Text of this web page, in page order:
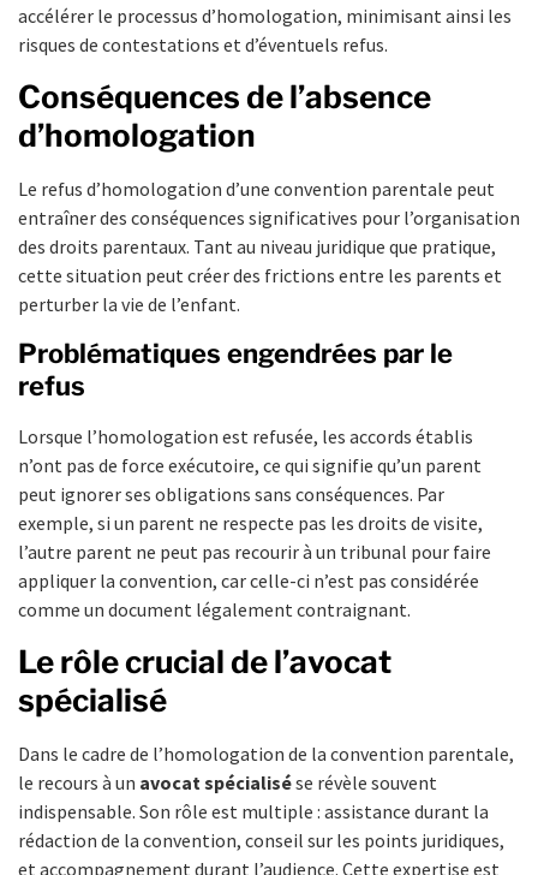
accélérer le processus d’homologation, minimisant ainsi les
risques de contestations et d’éventuels refus.
Conséquences de l’absence
d’homologation
Le refus d’homologation d’une convention parentale peut
entraîner des conséquences significatives pour l’organisation
des droits parentaux. Tant au niveau juridique que pratique,
cette situation peut créer des frictions entre les parents et
perturber la vie de l’enfant.
Problématiques engendrées par le
refus
Lorsque l’homologation est refusée, les accords établis
n’ont pas de force exécutoire, ce qui signifie qu’un parent
peut ignorer ses obligations sans conséquences. Par
exemple, si un parent ne respecte pas les droits de visite,
l’autre parent ne peut pas recourir à un tribunal pour faire
appliquer la convention, car celle-ci n’est pas considérée
comme un document légalement contraignant.
Le rôle crucial de l’avocat
spécialisé
Dans le cadre de l’homologation de la convention parentale,
le recours à un avocat spécialisése révèle souvent
indispensable. Son rôle est multiple : assistance durant la
rédaction de la convention, conseil sur les points juridiques,
et accompagnement durant l’audience. Cette expertise est